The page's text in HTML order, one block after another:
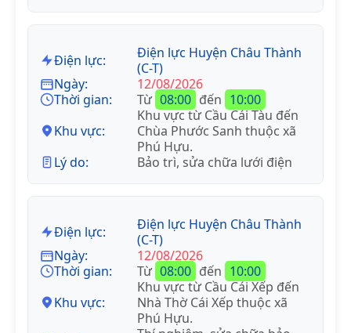
Điện lực:
Điện lực Huyện Châu Thành
(C-T)
Ngày:
12/08/2026
Thời gian:
Từ 08:00 đến 10:00
Khu vực:
Khu vực từ Cầu Cái Tàu đến
Chùa Phước Sanh thuộc xã
Phú Hựu.
Lý do:
Bảo trì, sửa chữa lưới điện
Điện lực:
Điện lực Huyện Châu Thành
(C-T)
Ngày:
12/08/2026
Thời gian:
Từ 08:00 đến 10:00
Khu vực:
Khu vực từ Cầu Cái Xếp đến
Nhà Thờ Cái Xếp thuộc xã
Phú Hựu.